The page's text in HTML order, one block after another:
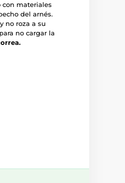
con materiales
del arnés.
no roza a su
no cargar la